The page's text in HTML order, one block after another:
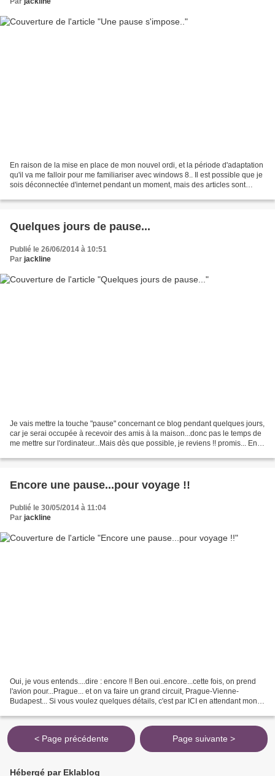
En raison de la mise en place de mon nouvel ordi, et la période d'adaptation
qu'il va me falloir pour me familiariser avec windows 8.. Il est possible que je
sois déconnectée d'internet pendant un moment, mais des articles sont
Quelques jours de pause...
Publié le 26/06/2014 à 10:51
Par jackline
Je vais mettre la touche "pause" concernant ce blog pendant quelques jours,
car je serai occupée à recevoir des amis à la maison...donc pas le temps de
me mettre sur l'ordinateur...Mais dès que possible, je reviens !! promis... En
Encore une pause...pour voyage !!
Publié le 30/05/2014 à 11:04
Par jackline
Oui, je vous entends....dire : encore !! Ben oui..encore...cette fois, on prend
l'avion pour...Prague... et on va faire un grand circuit, Prague-Vienne-
Budapest... Si vous voulez quelques détails, c'est par ICI en attendant mon
< Page précédente Page suivante >
Hébergé par Eklablog